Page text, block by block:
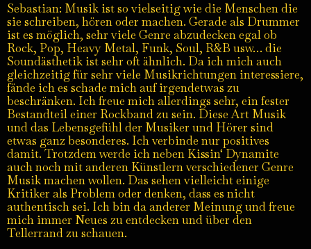
Sebastian: Musik ist so vielseitig wie die Menschen die
sie schreiben, hören oder machen. Gerade als Drummer
ist es möglich, sehr viele Genre abzudecken egal ob
Rock, Pop, Heavy Metal, Funk, Soul, R&B usw… die
Soundästhetik ist sehr oft ähnlich. Da ich mich auch
gleichzeitig für sehr viele Musikrichtungen interessiere,
fände ich es schade mich auf irgendetwas zu
beschränken. Ich freue mich allerdings sehr, ein fester
Bestandteil einer Rockband zu sein. Diese Art Musik
und das Lebensgefühl der Musiker und Hörer sind
etwas ganz besonderes. Ich verbinde nur positives
damit. Trotzdem werde ich neben Kissin‘ Dynamite
auch noch mit anderen Künstlern verschiedener Genre
Musik machen wollen. Das sehen vielleicht einige
Kritiker als Problem oder denken, dass es nicht
authentisch sei. Ich bin da anderer Meinung und freue
mich immer Neues zu entdecken und über den
Tellerrand zu schauen.